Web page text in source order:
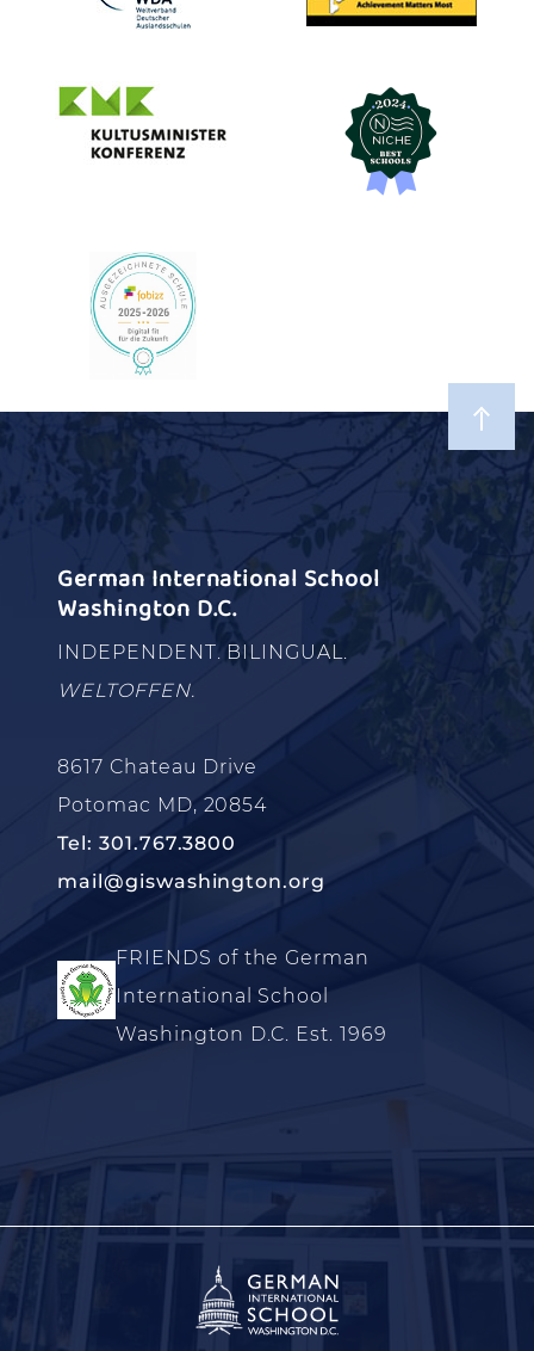
German International School
Washington D.C.
INDEPENDENT. BILINGUAL.
WELTOFFEN.
8617 Chateau Drive
Potomac MD, 20854
Tel: 301.767.3800
mail@giswashington.org
FRIENDS of the German
International School
Washington D.C. Est. 1969